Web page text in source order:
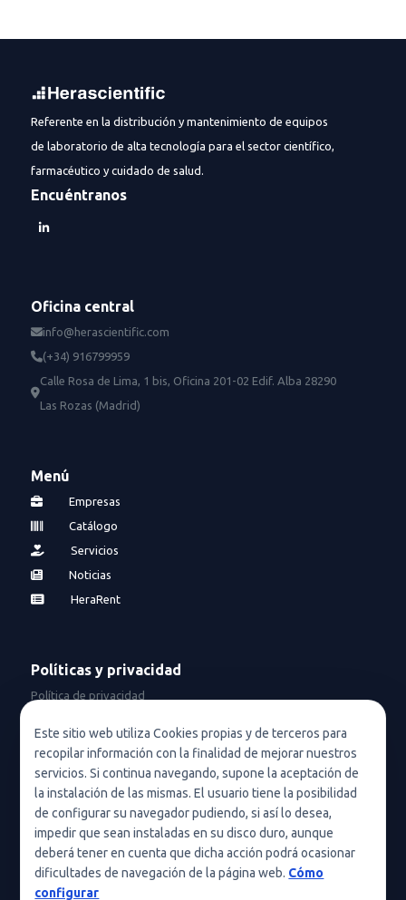
Este sitio web utiliza Cookies propias y de terceros para
recopilar información con la finalidad de mejorar nuestros
servicios. Si continua navegando, supone la aceptación de
la instalación de las mismas. El usuario tiene la posibilidad
de configurar su navegador pudiendo, si así lo desea,
impedir que sean instaladas en su disco duro, aunque
deberá tener en cuenta que dicha acción podrá ocasionar
dificultades de navegación de la página web. Cómo
configurar
Referente en la distribución y mantenimiento de equipos
de laboratorio de alta tecnología para el sector científico,
farmacéutico y cuidado de salud.
Encuéntranos
Oficina central
info@herascientific.com
(+34) 916799959
Calle Rosa de Lima, 1 bis, Oficina 201-02 Edif. Alba 28290
Las Rozas (Madrid)
Menú
Empresas
Catálogo
Servicios
Noticias
HeraRent
Políticas y privacidad
Política de privacidad
Política de privacidad en redes sociales
Condiciones de uso
Política de cookies (UE)
Política de cookies
Condiciones generales de contratación
Nota legal